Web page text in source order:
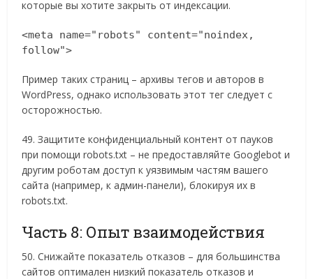
которые вы хотите закрыть от индексации.
<meta name="robots" content="noindex,
follow">
Пример таких страниц – архивы тегов и авторов в
WordPress, однако использовать этот тег следует с
осторожностью.
49. Защитите конфиденциальный контент от пауков
при помощи robots.txt – не предоставляйте Googlebot и
другим роботам доступ к уязвимым частям вашего
сайта (например, к админ-панели), блокируя их в
robots.txt.
Часть 8: Опыт взаимодействия
50. Снижайте показатель отказов – для большинства
сайтов оптимален низкий показатель отказов и